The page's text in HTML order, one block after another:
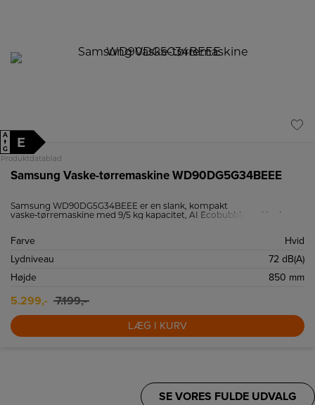
A
↑
G
E
Produktdatablad
Samsung Vaske-tørremaskine WD90DG5G34BEEE
Samsung WD90DG5G34BEEE er en slank, kompakt
vaske‑tørremaskine med 9/5 kg kapacitet, AI Ecobubble og Hygiene
Farve
Hvid
Lydniveau
72 dB(A)
Højde
850 mm
5.299,- 7.199,-
LÆG I KURV
SE VORES FULDE UDVALG